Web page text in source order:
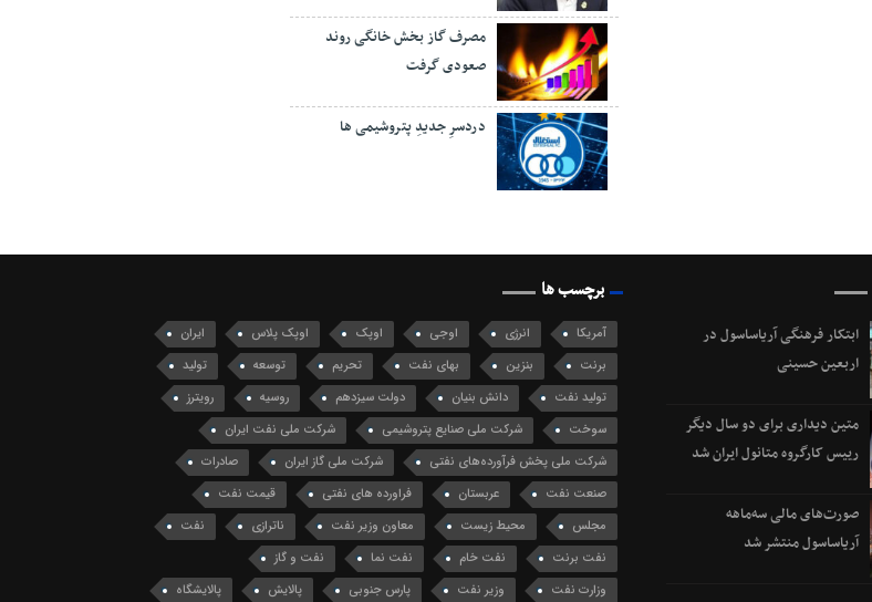
مصرف گاز بخش خانگی روند
صعودی گرفت
دردسرِ جدیدِ پتروشیمی ها
ابتکار فرهنگی آریاساسول در
اربعین حسینی
متین دیداری برای دو سال دیگر
رییس کارگروه متانول ایران شد
صورت‌های مالی سه‌ماهه
آریاساسول منتشر شد
برچسب ها
آمریکا انرژی اوجی اوپک اوپک پلاس
ایران
برنت
بنزین بهای نفت تحریم توسعه
تولید
تولید نفت
دانش بنیان دولت سیزدهم روسیه
رویترز
سوخت
شرکت ملی صنایع پتروشیمی
شرکت ملی نفت ایران
شرکت ملی پخش فرآورده‌های نفتی
شرکت ملی گاز ایران
صادرات
صنعت نفت
عربستان فراورده های نفتی
قیمت نفت
مجلس
محیط زیست معاون وزیر نفت ناترازی
نفت
نفت برنت
نفت خام نفت نما
نفت و گاز
وزارت نفت
وزیر نفت پارس جنوبی پالایش پالایشگاه